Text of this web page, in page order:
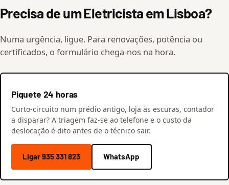
Precisa de um Eletricista em Lisboa?
Numa urgência, ligue. Para renovações, potência ou
certificados, o formulário chega-nos na hora.
Piquete 24 horas
Curto-circuito num prédio antigo, loja às escuras, contador
a disparar? A triagem faz-se ao telefone e o custo da
deslocação é dito antes de o técnico sair.
Ligar 935 331 823 WhatsApp